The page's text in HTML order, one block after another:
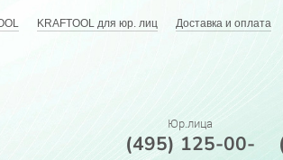
KRAFTOOL для юр. лиц Доставка и оплата
Юр.лица
(495) 125-00-